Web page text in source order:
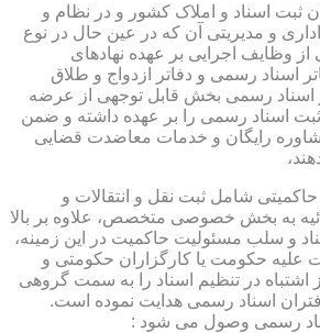
ثبت اسناد و املاک کشور و در نظام و
و مدیریتی آن که در عین حال در نوع
وظایف اجرایی بر عهده نهادهای
اسناد رسمی و دفاتر ازدواج و طلاق
رسمی بخش قابل توجهی از عرضه
اسناد رسمی را بر عهده داشته و ضمن
مشاوره رایگان و خدمات معاضدت قضایی
شامل ثبت نقل و انتقالات و
به بخش خصوصی متخصص، علاوه بر بالا
و سلب مسئولیت حاکمیت در این زمینه،
حکومت یا کارگزاران حکومتی و
در تنظیم اسناد را به سمت گروهی
اسناد رسمی هدایت نموده است.
رسمی وصول می شود :